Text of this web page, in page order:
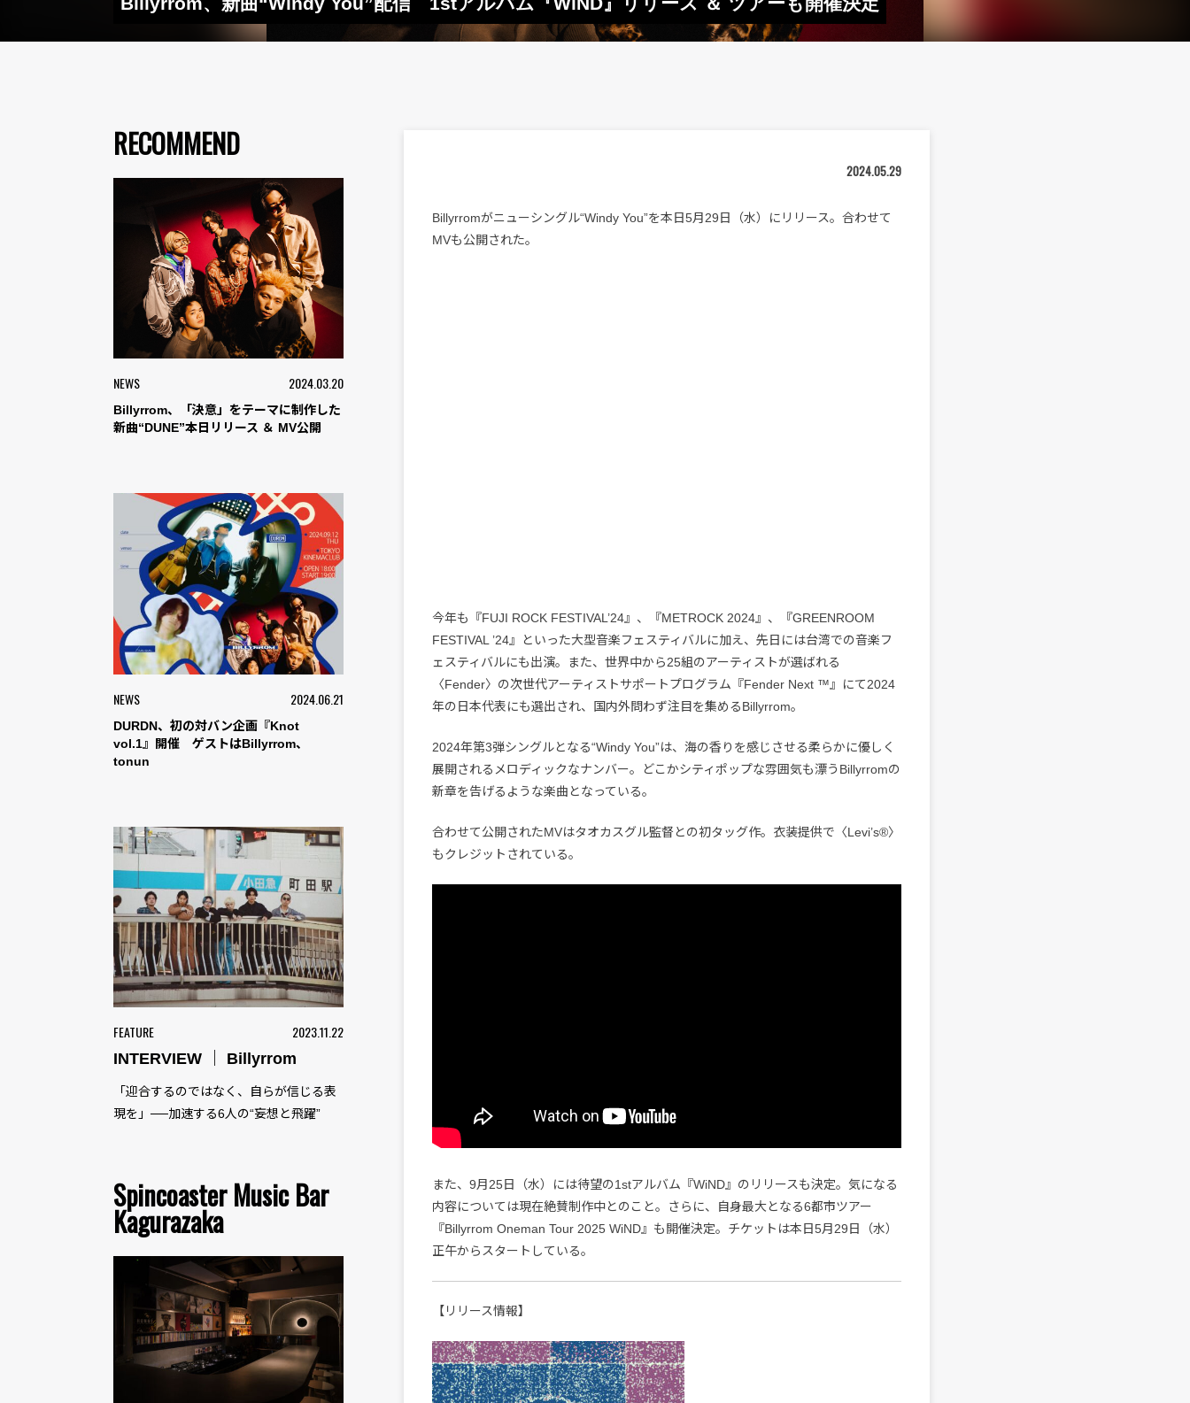
RECOMMEND
NEWS 2024.03.20
Billyrrom、「決意」をテーマに制作した
新曲“DUNE”本日リリース ＆ MV公開
NEWS 2024.06.21
DURDN、初の対バン企画『Knot
vol.1』開催 ゲストはBillyrrom、
tonun
FEATURE 2023.11.22
INTERVIEW ｜ Billyrrom
「迎合するのではなく、自らが信じる表
現を」──加速する6人の“妄想と飛躍”
Spincoaster Music Bar
Kagurazaka
2024.05.29
Billyrromがニューシングル“Windy You”を本日5月29日（水）にリリース。合わせて
MVも公開された。
今年も『FUJI ROCK FESTIVAL’24』、『METROCK 2024』、『GREENROOM
FESTIVAL ’24』といった大型音楽フェスティバルに加え、先日には台湾での音楽フ
ェスティバルにも出演。また、世界中から25組のアーティストが選ばれる
〈Fender〉の次世代アーティストサポートプログラム『Fender Next ™』にて2024
年の日本代表にも選出され、国内外問わず注目を集めるBillyrrom。
2024年第3弾シングルとなる“Windy You”は、海の香りを感じさせる柔らかに優しく
展開されるメロディックなナンバー。どこかシティポップな雰囲気も漂うBillyrromの
新章を告げるような楽曲となっている。
合わせて公開されたMVはタオカスグル監督との初タッグ作。衣装提供で〈Levi’s®︎〉
もクレジットされている。
また、9月25日（水）には待望の1stアルバム『WiND』のリリースも決定。気になる
内容については現在絶賛制作中とのこと。さらに、自身最大となる6都市ツアー
『Billyrrom Oneman Tour 2025 WiND』も開催決定。チケットは本日5月29日（水）
正午からスタートしている。
【リリース情報】